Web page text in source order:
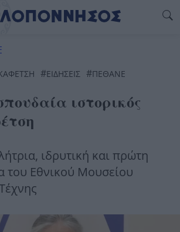
#ΕΙΔΗΣΕΙΣ #ΠΈΘΑΝΕ
ιστορικός
ιδρυτική και πρώτη
του Εθνικού Μουσείου